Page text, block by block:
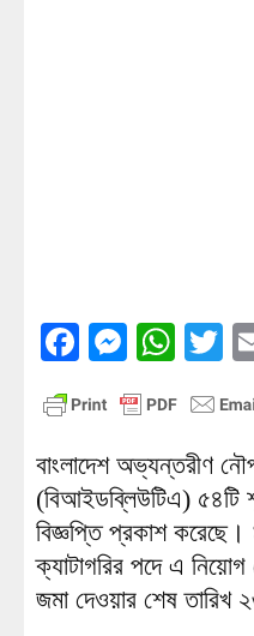
Facebook
বাংলাদেশ অভ্যন্তরীণ
(বিআইডব্লিউটিএ) ৫৪টি
বিজ্ঞপ্তি প্রকাশ
ক্যাটাগরির পদে এ
জমা দেওয়ার শেষ